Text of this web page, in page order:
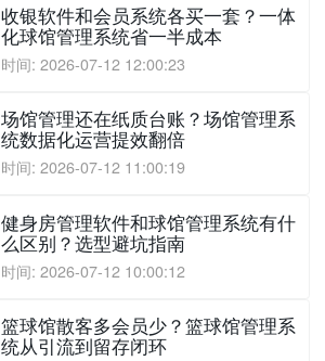
收银软件和会员系统各买一套？一体
化球馆管理系统省一半成本
时间: 2026-07-12 12:00:23
场馆管理还在纸质台账？场馆管理系
统数据化运营提效翻倍
时间: 2026-07-12 11:00:19
健身房管理软件和球馆管理系统有什
么区别？选型避坑指南
时间: 2026-07-12 10:00:12
篮球馆散客多会员少？篮球馆管理系
统从引流到留存闭环